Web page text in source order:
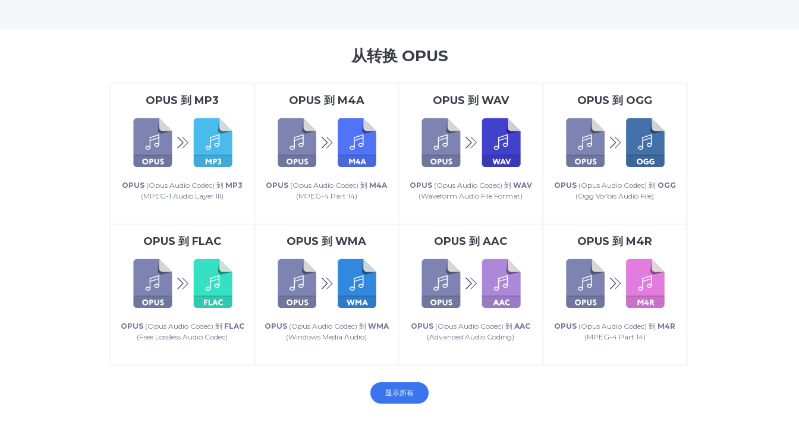
从转换 OPUS
OPUS 到 MP3
OPUS (Opus Audio Codec) 到 MP3
(MPEG-1 Audio Layer III)
OPUS 到 M4A
OPUS (Opus Audio Codec) 到 M4A
(MPEG-4 Part 14)
OPUS 到 WAV
OPUS(Opus Audio Codec) 到 WAV
(Waveform Audio File Format)
OPUS 到 OGG
OPUS(Opus Audio Codec) 到 OGG
(Ogg Vorbis Audio File)
OPUS 到 FLAC
OPUS(Opus Audio Codec) 到 FLAC
(Free Lossless Audio Codec)
OPUS 到WMA
OPUS(Opus Audio Codec) 到 WMA
(Windows Media Audio)
OPUS 到AAC
OPUS (Opus Audio Codec) 到AAC
(Advanced Audio Coding)
OPUS 到 M4R
OPUS (Opus Audio Codec) 到 M4R
(MPEG-4 Part 14)
显示所有